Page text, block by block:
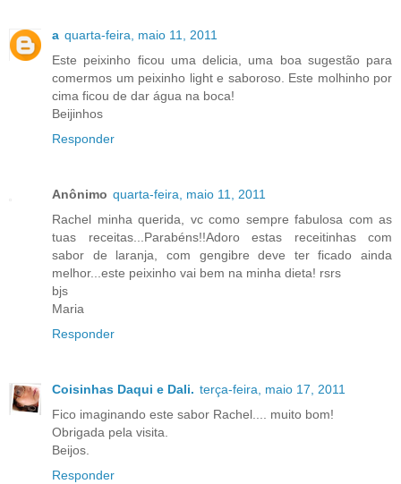
a quarta-feira, maio 11, 2011
Este peixinho ficou uma delicia, uma boa sugestão para
comermos um peixinho light e saboroso. Este molhinho por
cima ficou de dar água na boca!
Beijinhos
Responder
Anônimo quarta-feira, maio 11, 2011
Rachel minha querida, vc como sempre fabulosa com as
tuas receitas...Parabéns!!Adoro estas receitinhas com
sabor de laranja, com gengibre deve ter ficado ainda
melhor...este peixinho vai bem na minha dieta! rsrs
bjs
Maria
Responder
Coisinhas Daqui e Dali. terça-feira, maio 17, 2011
Fico imaginando este sabor Rachel.... muito bom!
Obrigada pela visita.
Beijos.
Responder